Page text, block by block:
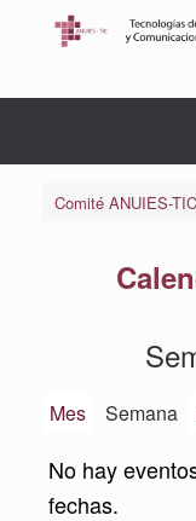
Comité ANUIES-TIC
Mes Semana
No hay
fechas.